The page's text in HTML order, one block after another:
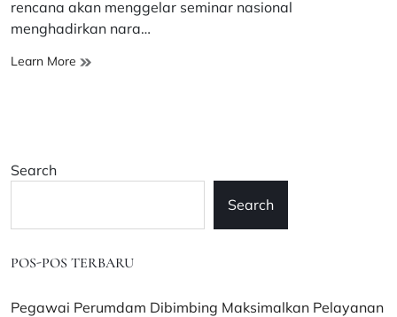
rencana akan menggelar seminar nasional
menghadirkan nara…
Learn More Seminar
Hadirkan
Dikdasmen
Fajar
Search
Search
POS-POS TERBARU
Pegawai Perumdam Dibimbing Maksimalkan Pelayanan